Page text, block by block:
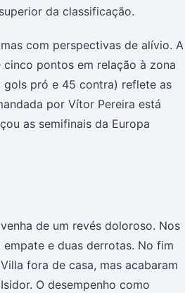
da classificação.
com perspectivas de alívio. A
pontos em relação à zona
gols pró e 45 contra) reflete as
por Vítor Pereira está
as semifinais da Europa
de um revés doloroso. Nos
e duas derrotas. No fim
fora de casa, mas acabaram
O desempenho como